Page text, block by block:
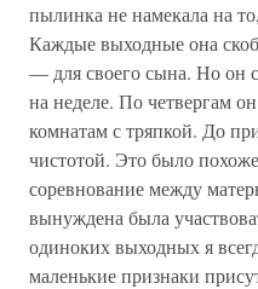
пылинка не намекала на
Каждые выходные она
— для своего сына. Но он
на неделе. По четвергам
комнатам с тряпкой. До
чистотой. Это было
соревнование между
вынуждена была
одиноких выходных я
маленькие признаки